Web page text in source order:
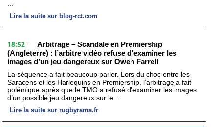
Lire la suite sur blog-rct.com
18:52 -
Arbitrage – Scandale en Premiership
(Angleterre) : l’arbitre vidéo refuse d’examiner les
images d’un jeu dangereux sur Owen Farrell
La séquence a fait beaucoup parler. Lors du choc entre les
Saracens et les Harlequins en Premiership, l’arbitrage a fait
polémique après que le TMO a refusé d’examiner les images
d’un possible jeu dangereux sur le...
Lire la suite sur rugbyrama.fr